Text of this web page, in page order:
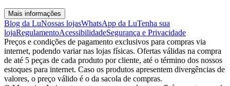
Mais informações
Blog da LuNossas lojasWhatsApp da LuTenha sua
lojaRegulamentoAcessibilidadeSegurança e Privacidade
Preços e condições de pagamento exclusivos para compras via
internet, podendo variar nas lojas físicas. Ofertas válidas na compra
de até 5 peças de cada produto por cliente, até o término dos nossos
estoques para internet. Caso os produtos apresentem divergências de
valores, o preço válido é o da sacola de compras.